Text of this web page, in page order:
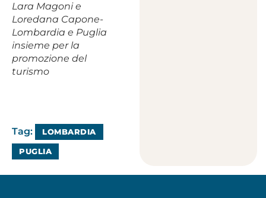
Lara Magoni e
Loredana Capone-
Lombardia e Puglia
insieme per la
promozione del
turismo
Tag: LOMBARDIA
PUGLIA